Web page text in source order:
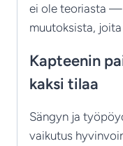
ei ole teoriasta —
muutoksista,
Kapteenin
kaksi tilaa
Sängyn ja
vaikutus